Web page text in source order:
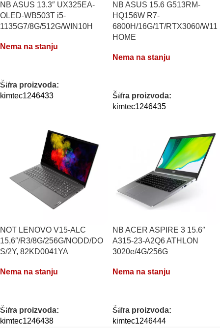
NB ASUS 13.3″ UX325EA-
OLED-WB503T i5-
1135G7/8G/512G/WIN10H
Nema na stanju
Šifra proizvoda:
kimtec1246433
NB ASUS 15.6 G513RM-
HQ156W R7-
6800H/16G/1T/RTX3060/W11
HOME
Nema na stanju
Šifra proizvoda:
kimtec1246435
NOT LENOVO V15-ALC
15,6″/R3/8G/256G/NODD/DO
S/2Y, 82KD0041YA
Nema na stanju
Šifra proizvoda:
kimtec1246438
NB ACER ASPIRE 3 15.6″
A315-23-A2Q6 ATHLON
3020e/4G/256G
Nema na stanju
Šifra proizvoda:
kimtec1246444